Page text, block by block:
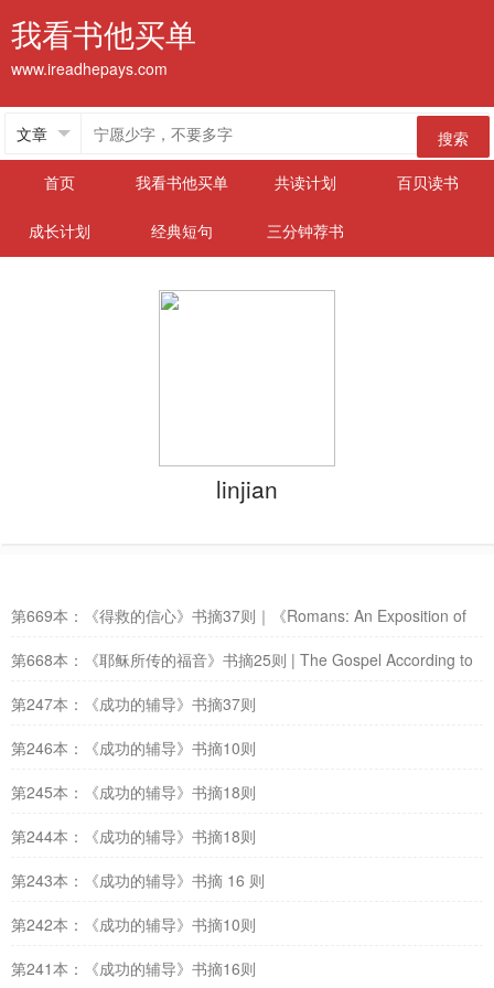
我看书他买单
www.ireadhepays.com
搜索
首页
我看书他买单 共读计划 百贝读书
成长计划 经典短句 三分钟荐书
linjian
第669本：《得救的信心》书摘37则｜《Romans: An Exposition of
Chapter 10—Saving Faith》
第668本：《耶稣所传的福音》书摘25则 | The Gospel According to
Jesus
第247本：《成功的辅导》书摘37则
第246本：《成功的辅导》书摘10则
第245本：《成功的辅导》书摘18则
第244本：《成功的辅导》书摘18则
第243本：《成功的辅导》书摘 16 则
第242本：《成功的辅导》书摘10则
第241本：《成功的辅导》书摘16则